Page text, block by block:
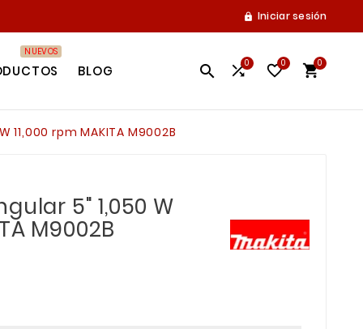
 Iniciar sesión
NUEVOS
BLOG  0 0 0
rpm MAKITA M9002B
5" 1,050 W
M9002B